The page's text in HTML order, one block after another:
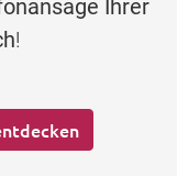
Ihrer
!